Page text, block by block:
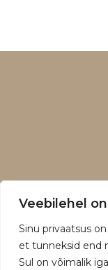
Veebilehel
Sinu privaatsus
et tunneksid end
Sul on võimalik